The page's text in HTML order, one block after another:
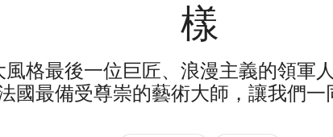
樣
格最後一位巨匠、浪漫主義的領軍
國最備受尊崇的藝術大師，讓我們